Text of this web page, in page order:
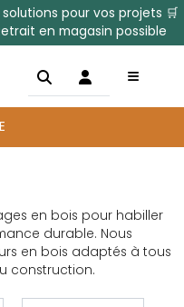
pour vos projets 🛒
en magasin possible
en bois pour habiller
durable. Nous
en bois adaptés à tous
construction.